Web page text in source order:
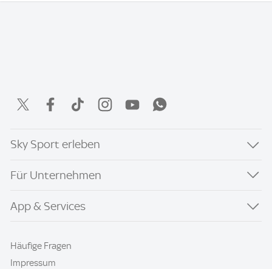
Sky Sport erleben
Für Unternehmen
App & Services
Häufige Fragen
Impressum